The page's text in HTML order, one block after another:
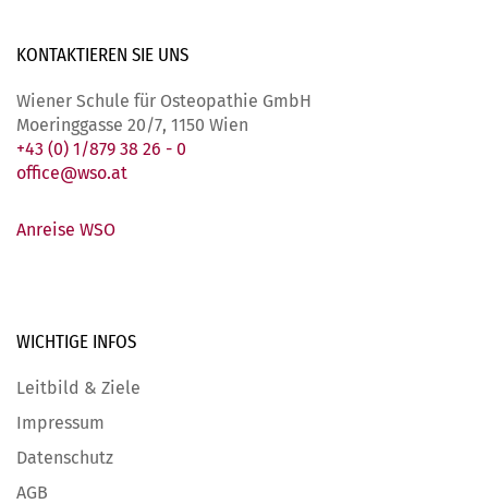
KONTAKTIEREN SIE UNS
Wiener Schule für Osteopathie GmbH
Moeringgasse 20/7, 1150 Wien
+43 (0) 1/879 38 26 - 0
office@wso.at
Anreise WSO
WICHTIGE INFOS
Leitbild & Ziele
Impressum
Datenschutz
AGB